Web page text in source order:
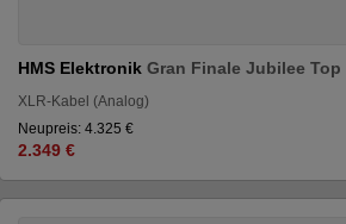
HMS Elektronik Gran Finale Jubilee Top
XLR-Kabel (Analog)
Neupreis: 4.325 €
2.349 €